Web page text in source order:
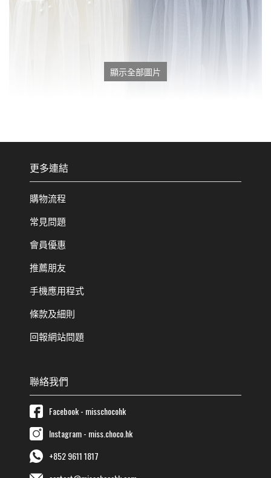
顯示全部圖片
更多連結
購物流程
常見問題
會員優惠
推薦朋友
手機應用程式
條款及細則
回報網站問題
聯絡我們
Facebook - misschocohk
Instagram - miss.choco.hk
+852 9611 1817